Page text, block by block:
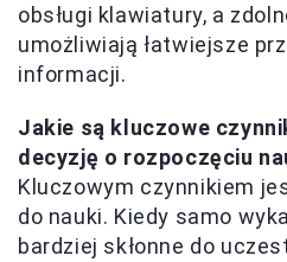
obsługi klawiatury, a
umożliwiają łatwiejsze
informacji.
Jakie są kluczowe
decyzję o rozpoczęciu
Kluczowym czynnikiem
do nauki. Kiedy samo
bardziej skłonne do